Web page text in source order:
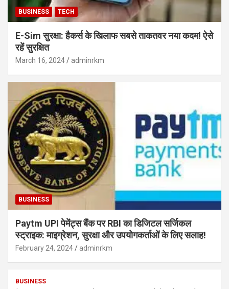
BUSINESS TECH
E-Sim सुरक्षा: हैकर्स के खिलाफ सबसे ताकतवर नया कदम! ऐसे
रहें सुरक्षित
March 16, 2024 adminrkm
BUSINESS
Paytm UPI पेमेंट्स बैंक पर RBI का डिजिटल सर्जिकल
स्ट्राइक: माइग्रेशन, सुरक्षा और उपयोगकर्ताओं के लिए सलाह!
February 24, 2024 adminrkm
BUSINESS